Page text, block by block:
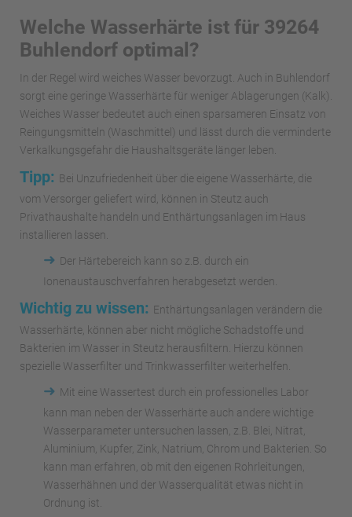
Welche Wasserhärte ist für 39264
Buhlendorf optimal?
In der Regel wird weiches Wasser bevorzugt. Auch in Buhlendorf
sorgt eine geringe Wasserhärte für weniger Ablagerungen (Kalk).
Weiches Wasser bedeutet auch einen sparsameren Einsatz von
Reingungsmitteln (Waschmittel) und lässt durch die verminderte
Verkalkungsgefahr die Haushaltsgeräte länger leben.
Tipp: Bei Unzufriedenheit über die eigene Wasserhärte, die
vom Versorger geliefert wird, können in Steutz auch
Privathaushalte handeln und Enthärtungsanlagen im Haus
installieren lassen.
➜ Der Härtebereich kann so z.B. durch ein
Ionenaustauschverfahren herabgesetzt werden.
Wichtig zu wissen: Enthärtungsanlagen verändern die
Wasserhärte, können aber nicht mögliche Schadstoffe und
Bakterien im Wasser in Steutz herausfiltern. Hierzu können
spezielle Wasserfilter und Trinkwasserfilter weiterhelfen.
➜ Mit eine Wassertest durch ein professionelles Labor
kann man neben der Wasserhärte auch andere wichtige
Wasserparameter untersuchen lassen, z.B. Blei, Nitrat,
Aluminium, Kupfer, Zink, Natrium, Chrom und Bakterien. So
kann man erfahren, ob mit den eigenen Rohrleitungen,
Wasserhähnen und der Wasserqualität etwas nicht in
Ordnung ist.